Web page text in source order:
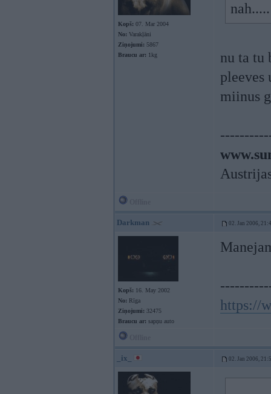
Kopš: 07. Mar 2004
No: Varakļāni
Ziņojumi: 5867
Braucu ar: 1kg
nah.....
nu ta tu
miinus
Darkman 02. Jan 2006,
Kopš: 16. May 2002
No: Rīga
Ziņojumi: 32475
Braucu ar: sapņu auto
https://
_ix_ 02. Jan 2006,